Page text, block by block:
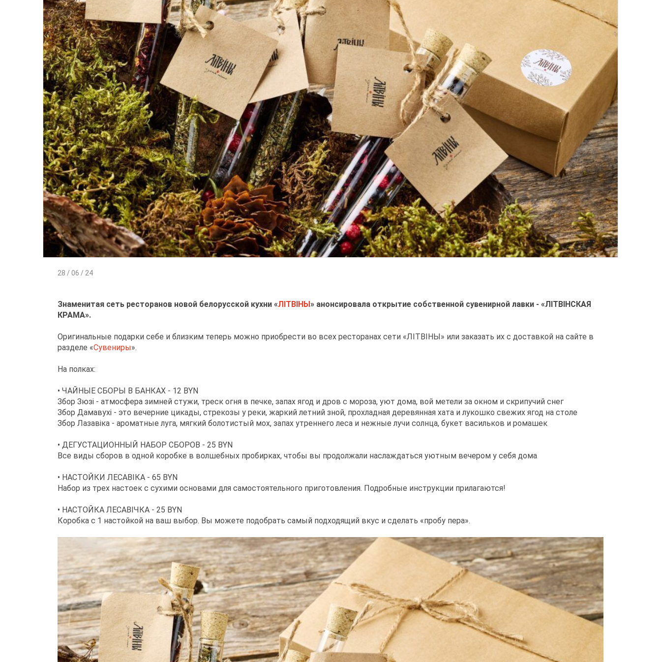
28 / 06 / 24
Знаменитая сеть ресторанов новой белорусской кухни «ЛІТВІНЫ » анонсировала открытие собственной сувенирной лавки - «ЛІТВІНСКАЯ
КРАМА».
Оригинальные подарки себе и близким теперь можно приобрести во всех ресторанах сети «ЛІТВІНЫ» или заказать их с доставкой на сайте в
разделе «Сувениры».
На полках:
• ЧАЙНЫЕ СБОРЫ В БАНКАХ - 12 BYN
Збор Зюзі - атмосфера зимней стужи, треск огня в печке, запах ягод и дров с мороза, уют дома, вой метели за окном и скрипучий снег
Збор Дамавухі - это вечерние цикады, стрекозы у реки, жаркий летний зной, прохладная деревянная хата и лукошко свежих ягод на столе
Збор Лазавіка - ароматные луга, мягкий болотистый мох, запах утреннего леса и нежные лучи солнца, букет васильков и ромашек
• ДЕГУСТАЦИОННЫЙ НАБОР СБОРОВ - 25 BYN
Все виды сборов в одной коробке в волшебных пробирках, чтобы вы продолжали наслаждаться уютным вечером у себя дома
• НАСТОЙКИ ЛЕСАВІКА - 65 BYN
Набор из трех настоек с сухими основами для самостоятельного приготовления. Подробные инструкции прилагаются!
• НАСТОЙКА ЛЕСАВІЧКА - 25 BYN
Коробка с 1 настойкой на ваш выбор. Вы можете подобрать самый подходящий вкус и сделать «пробу пера».